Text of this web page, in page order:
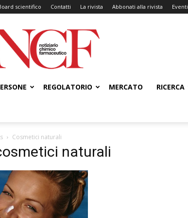
scientifico Contatti La rivista Abbonati alla rivista Eventi
NCF
–
Notiziario
Chimico
REGOLATORIO MERCATO RICERCA
Cosmetici naturali
naturali